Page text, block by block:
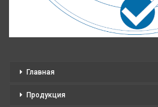
Главная
Продукция